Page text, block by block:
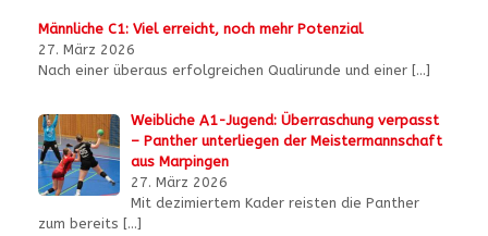
Männliche C1: Viel erreicht, noch mehr Potenzial
27. März 2026
Nach einer überaus erfolgreichen Qualirunde und einer […]
Weibliche A1-Jugend: Überraschung verpasst
– Panther unterliegen der Meistermannschaft
aus Marpingen
27. März 2026
Mit dezimiertem Kader reisten die Panther
zum bereits […]